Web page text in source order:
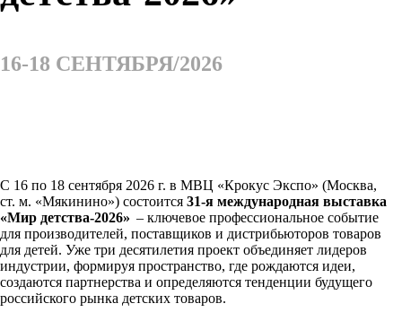
16-18 CЕНТЯБРЯ/2026
С 16 по 18 сентября 2026 г. в МВЦ «Крокус Экспо» (Москва,
ст. м. «Мякинино») состоится 31-я международная выставка
«Мир детства-2026» – ключевое профессиональное событие
для производителей, поставщиков и дистрибьюторов товаров
для детей. Уже три десятилетия проект объединяет лидеров
индустрии, формируя пространство, где рождаются идеи,
создаются партнерства и определяются тенденции будущего
российского рынка детских товаров.